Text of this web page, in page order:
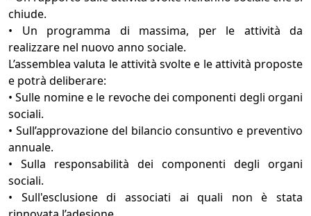
chiude.
• Un programma di massima, per le attività da
realizzare nel nuovo anno sociale.
L’assemblea valuta le attività svolte e le attività proposte
e potrà deliberare:
• Sulle nomine e le revoche dei componenti degli organi
sociali.
• Sull’approvazione del bilancio consuntivo e preventivo
annuale.
• Sulla responsabilità dei componenti degli organi
sociali.
• Sull'esclusione di associati ai quali non è stata